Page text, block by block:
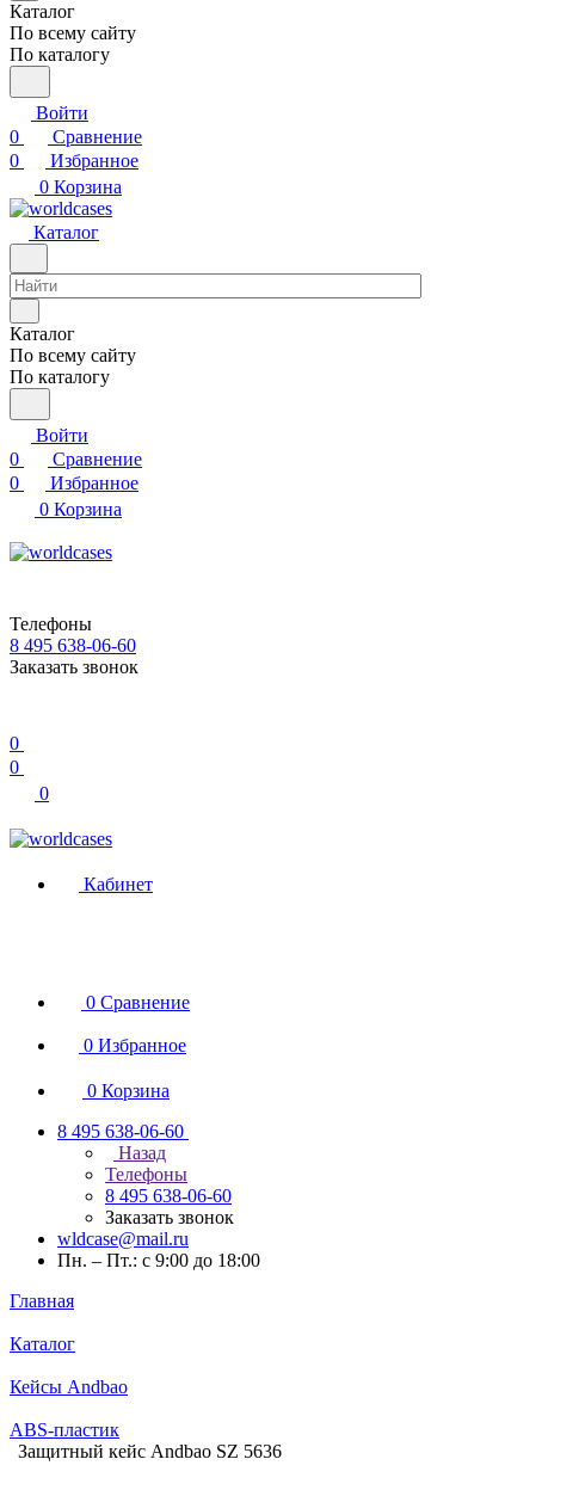
Каталог
По всему сайту
По каталогу
Войти
0
Сравнение
0
Избранное
0 Корзина
Каталог
Каталог
По всему сайту
По каталогу
Войти
0
Сравнение
0
Избранное
0 Корзина
Телефоны
8 495 638-06-60
Заказать звонок
0
0
0
Кабинет
0 Сравнение
0 Избранное
0 Корзина
8 495 638-06-60
Назад
Телефоны
8 495 638-06-60
Заказать звонок
wldcase@mail.ru
Пн. – Пт.: с 9:00 до 18:00
Главная
Каталог
Кейсы Andbao
ABS-пластик
Защитный кейс Andbao SZ 5636